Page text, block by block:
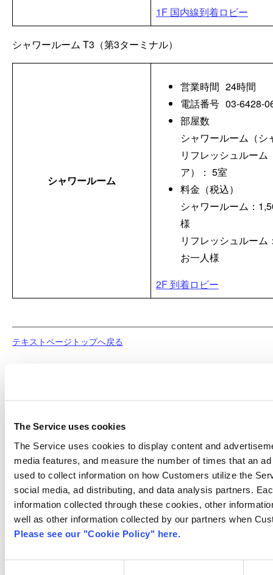
The Service uses cookies
The Service uses cookies to display content and
media features, and measure the number of times that an
used to collect information on how Customers utilize the
social media, ad distributing, and data analysis partners.
information collected through these cookies, other
well as other information collected by our partners when
Please see our "Cookie Policy" here.
1F 国内線到着ロビー
シャワールーム T3（第3ターミナル）
シャワールーム
営業時間 24時間
電話番号 03-6428-
部屋数
シャワールーム（
リフレッシュルー
ア）： 5室
料金（税込）
シャワールーム：
様
リフレッシュルー
お一人様
2F 到着ロビー
テキストページトップへ戻る